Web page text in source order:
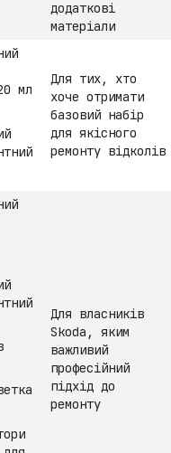
додаткові
матеріали
мл
Для тих, хто
хоче отримати
базовий набір
для якісного
ремонту відколів
Для власників
Skoda, яким
важливий
професійний
підхід до
ремонту